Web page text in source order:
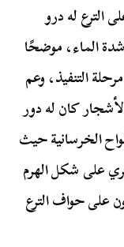
له درو
الماء، موضحًا
التنفيذ، وعم
كان له دور
الخرسانية حيث
على شكل الهرم
على حواف الترع